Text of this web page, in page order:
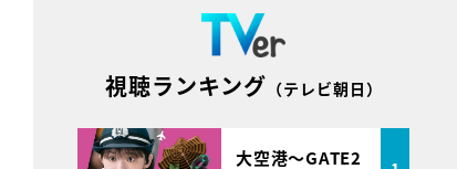
視聴ランキング （テレビ朝日）
大空港～GATE2